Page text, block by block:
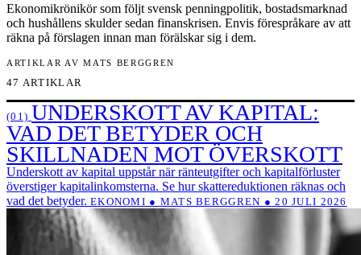
Ekonomikrönikör som följt svensk penningpolitik, bostadsmarknad
och hushållens skulder sedan finanskrisen. Envis förespråkare av att
räkna på förslagen innan man förälskar sig i dem.
ARTIKLAR AV MATS BERGGREN
47 ARTIKLAR
(01) UNDERSKOTT AV KAPITAL:
VAD DET BETYDER OCH
SKILLNADEN MOT ÖVERSKOTT
Underskott av kapital uppstår när ränteutgifter och kapitalförluster
överstiger kapitalinkomsterna. Se hur skattereduktionen räknas och
vad det betyder. EKONOMI ● MATS BERGGREN ● 20 JULI 2026